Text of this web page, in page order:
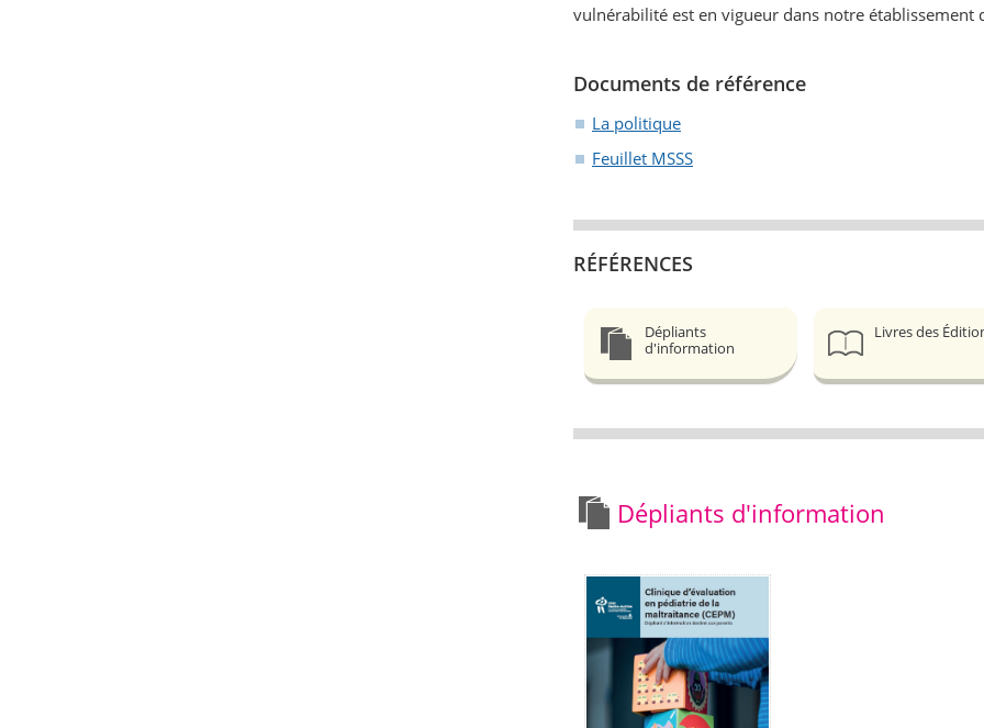
vulnérabilité est en vigueur dans notre établissement
Documents de référence
La politique
Feuillet MSSS
RÉFÉRENCES
Dépliants
d'information
Livres des
Dépliants d'information